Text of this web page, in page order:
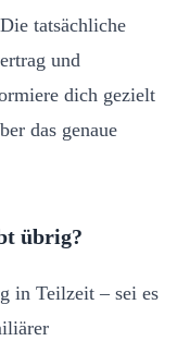
tatsächliche
und
dich gezielt
das genaue
übrig?
in Teilzeit – sei es